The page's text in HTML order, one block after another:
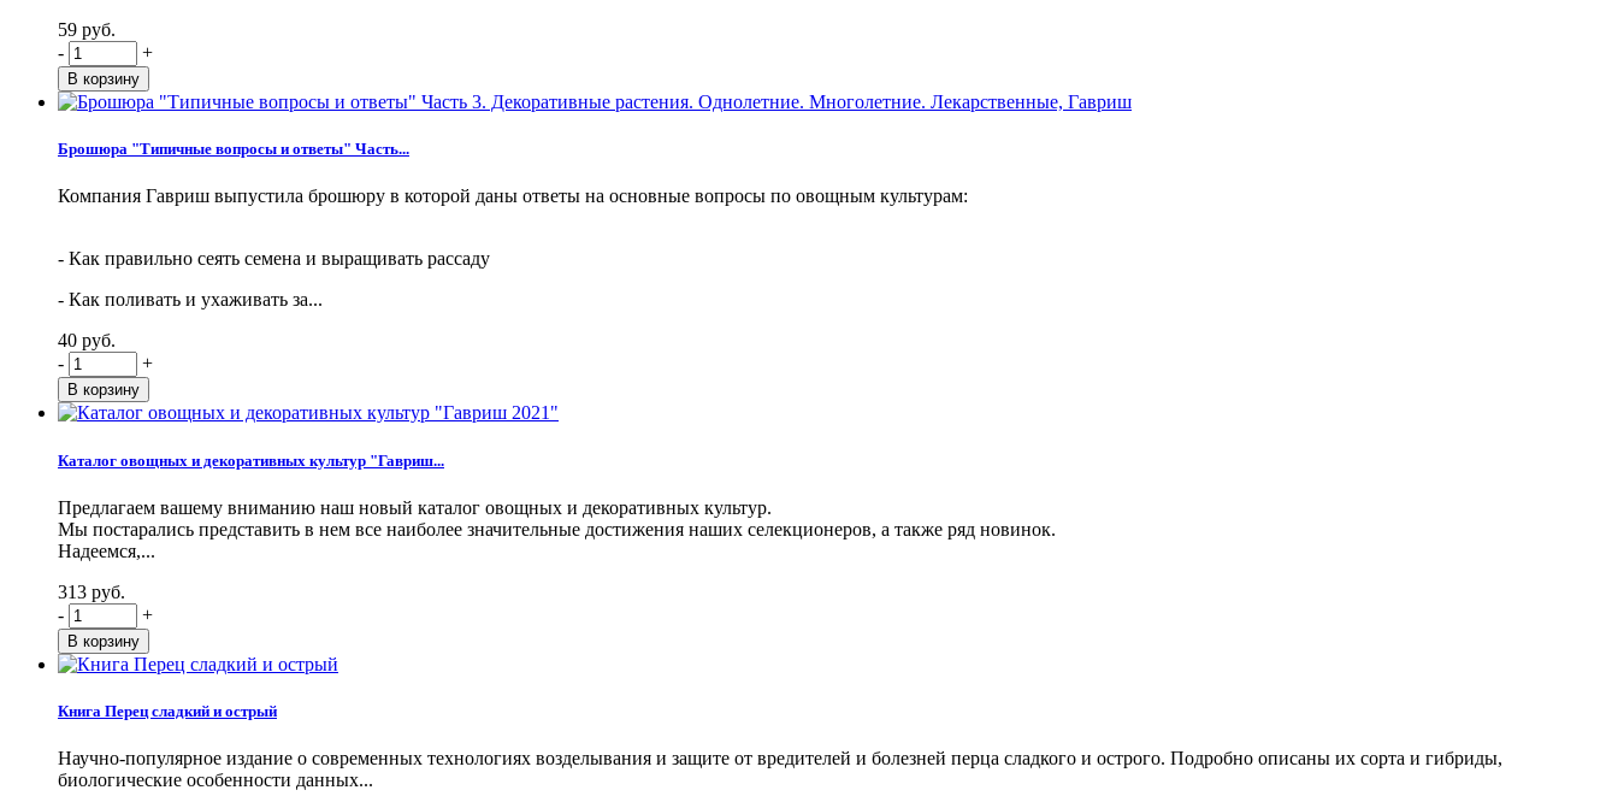
59 руб.
-
+
Брошюра "Типичные вопросы и ответы" Часть...
Компания Гавриш выпустила брошюру в которой даны ответы на основные вопросы по овощным культурам:
- Как правильно сеять семена и выращивать рассаду
- Как поливать и ухаживать за...
40 руб.
-
+
Каталог овощных и декоративных культур "Гавриш...
Предлагаем вашему вниманию наш новый каталог овощных и декоративных культур.
Мы постарались представить в нем все наиболее значительные достижения наших селекционеров, а также ряд новинок.
Надеемся,...
313 руб.
-
+
Книга Перец сладкий и острый
Научно-популярное издание о современных технологиях возделывания и защите от вредителей и болезней перца сладкого и острого. Подробно описаны их сорта и гибриды,
биологические особенности данных...